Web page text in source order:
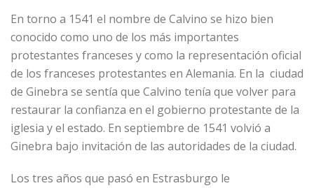
En torno a 1541 el nombre de Calvino se hizo bien
conocido como uno de los más importantes
protestantes franceses y como la representación oficial
de los franceses protestantes en Alemania. En la ciudad
de Ginebra se sentía que Calvino tenía que volver para
restaurar la confianza en el gobierno protestante de la
iglesia y el estado. En septiembre de 1541 volvió a
Ginebra bajo invitación de las autoridades de la ciudad.
Los tres años que pasó en Estrasburgo le